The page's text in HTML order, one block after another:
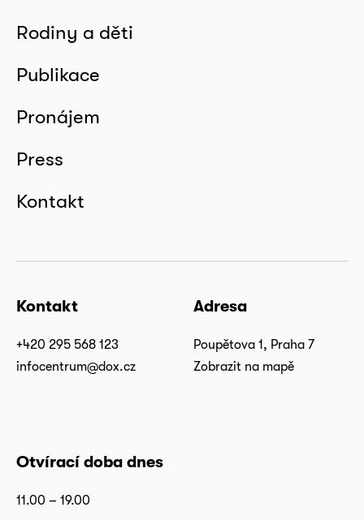
Rodiny a děti
Publikace
Pronájem
Press
Kontakt
Kontakt
+420 295 568 123
infocentrum@dox.cz
Adresa
Poupětova 1, Praha 7
Zobrazit na mapě
Otvírací doba dnes
11.00 – 19.00